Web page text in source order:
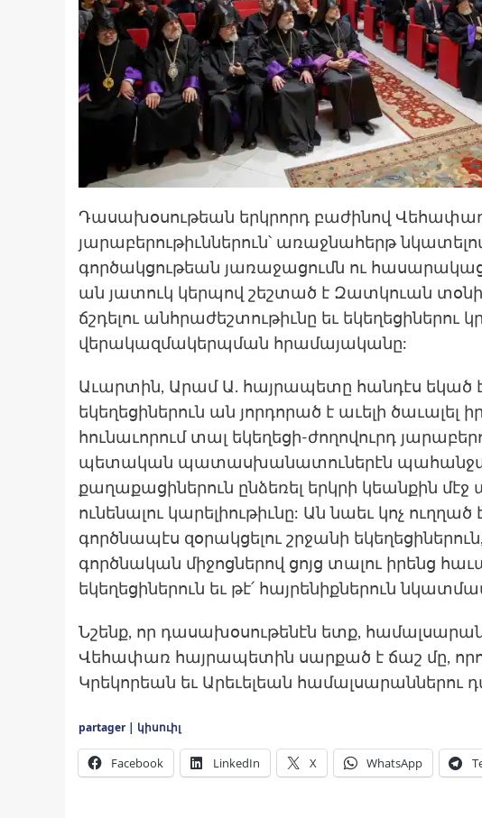
Դասախօսութեան երկրորդ բաժինով
յարաբերութիւններուն՝ առաջնահերթ
գործակցութեան յառաջացումն ու հասարակաց
ան յատուկ կերպով շեշտած է Զատկուան
ճշդելու անհրաժեշտութիւնը եւ
վերակազմակերպման հրամայականը:
Աւարտին, Արամ Ա. հայրապետը հանդէս եկած է
եկեղեցիներուն ան յորդորած է աւելի ծաւալել
հունաւորում տալ եկեղեցի-ժողովուրդ
պետական պատասխանատուներէն պահանջած
քաղաքացիներուն ընձեռել երկրի կեանքին մէջ
ունենալու կարելիութիւնը: Ան նաեւ կոչ
գործնապէս զօրակցելու շրջանի
գործնական միջոցներով ցոյց տալու իրենց
եկեղեցիներուն եւ թէ՛ հայրենիքներուն
Նշենք, որ դասախօսութենէն ետք,
Վեհափառ հայրապետին սարքած է ճաշ մը,
Կրեկորեան եւ Արեւելեան համալսարաններու
partager | կիսուիլ
Facebook LinkedIn X WhatsApp